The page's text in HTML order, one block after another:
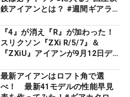
鉄アイアンとは？ #週間ギアラン
『4』が消え『R』が加わった！
スリクソン『ZXi R/5/7』＆
『ZXiU』アイアンが9月12日デ
最新アイアンはロフト角で選
べ！ 最新41モデルの性能早見